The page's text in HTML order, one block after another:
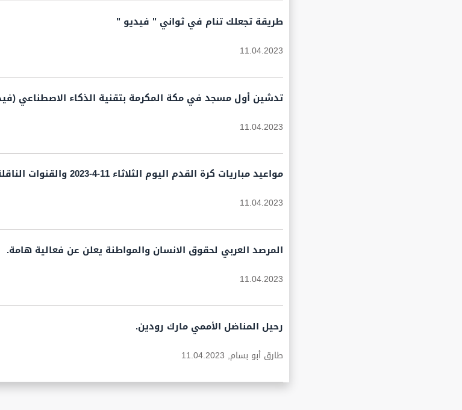
طريقة تجعلك تنام في ثواني " فيديو "
11.04.2023
تدشين أول مسجد في مكة المكرمة بتقنية الذكاء الاصطناعي
11.04.2023
مواعيد مباريات كرة القدم اليوم الثلاثاء 11-4-2023 والقنوات الناقلة
11.04.2023
المرصد العربي لحقوق الانسان والمواطنة يعلن عن فعالية هامة.
11.04.2023
رحيل المناضل الأممي مارك رودين.
طارق أبو بسام, 11.04.2023